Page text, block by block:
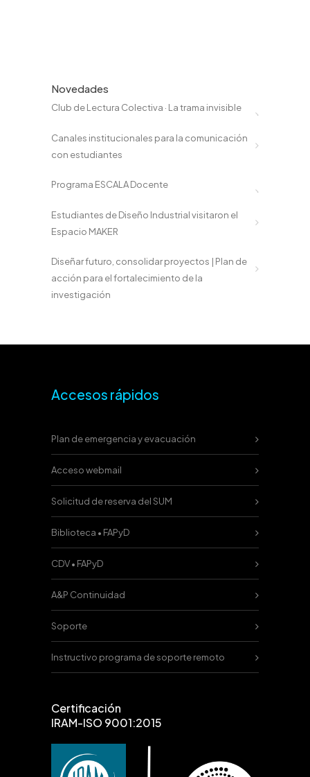
Novedades
Club de Lectura Colectiva · La trama invisible
Canales institucionales para la comunicación
con estudiantes
Programa ESCALA Docente
Estudiantes de Diseño Industrial visitaron el
Espacio MAKER
Diseñar futuro, consolidar proyectos | Plan de
acción para el fortalecimiento de la
investigación
Accesos rápidos
Plan de emergencia y evacuación
Acceso webmail
Solicitud de reserva del SUM
Biblioteca • FAPyD
CDV • FAPyD
A&P Continuidad
Soporte
Instructivo programa de soporte remoto
Certificación
IRAM-ISO 9001:2015